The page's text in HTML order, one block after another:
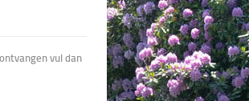
vul dan